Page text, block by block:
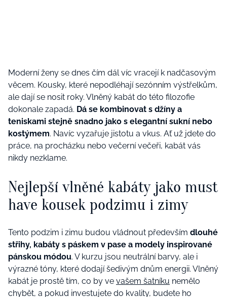
Moderní ženy se dnes čím dál víc vracejí k nadčasovým
věcem. Kousky, které nepodléhají sezónním výstřelkům,
ale dají se nosit roky. Vlněný kabát do této filozofie
dokonale zapadá. Dá se kombinovat s džíny a
teniskami stejně snadno jako s elegantní sukní nebo
kostýmem. Navíc vyzařuje jistotu a vkus. Ať už jdete do
práce, na procházku nebo večerní večeři, kabát vás
nikdy nezklame.
Nejlepší vlněné kabáty jako must
have kousek podzimu i zimy
Tento podzim i zimu budou vládnout především dlouhé
střihy, kabáty s páskem v pase a modely inspirované
pánskou módou. V kurzu jsou neutrální barvy, ale i
výrazné tóny, které dodají šedivým dnům energii. Vlněný
kabát je prostě tím, co by ve vašem šatníku nemělo
chybět, a pokud investujete do kvality, budete ho